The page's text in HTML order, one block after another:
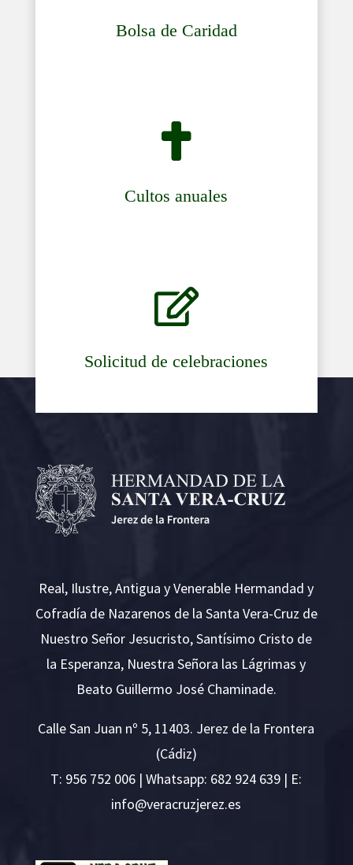
Bolsa de Caridad

Cultos anuales

Solicitud de celebraciones
Real, Ilustre, Antigua y Venerable Hermandad y
Cofradía de Nazarenos de la Santa Vera-Cruz de
Nuestro Señor Jesucristo, Santísimo Cristo de
la Esperanza, Nuestra Señora las Lágrimas y
Beato Guillermo José Chaminade.
Calle San Juan nº 5, 11403. Jerez de la Frontera
(Cádiz)
T: 956 752 006 | Whatsapp: 682 924 639 | E:
se.ze
rejzu
rcare
v@ofn
i